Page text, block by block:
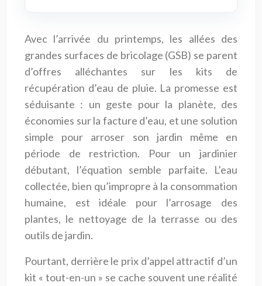
Avec l’arrivée du printemps, les allées des
grandes surfaces de bricolage (GSB) se parent
d’offres alléchantes sur les kits de
récupération d’eau de pluie. La promesse est
séduisante : un geste pour la planète, des
économies sur la facture d’eau, et une solution
simple pour arroser son jardin même en
période de restriction. Pour un jardinier
débutant, l’équation semble parfaite. L’eau
collectée, bien qu’impropre à la consommation
humaine, est idéale pour l’arrosage des
plantes, le nettoyage de la terrasse ou des
outils de jardin.
Pourtant, derrière le prix d’appel attractif d’un
kit « tout-en-un » se cache souvent une réalité